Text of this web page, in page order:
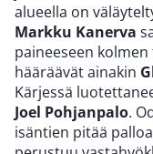
alueella on
Markku Kanerva
paineeseen
hääräävät ainakin
Kärjessä
Joel Pohjanpalo.
isäntien pitää